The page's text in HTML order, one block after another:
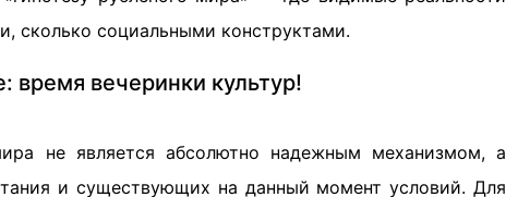
сколько социальными конструктами.
время вечеринки культур!
не является абсолютно надежным механизмом, а
и существующих на данный момент условий. Для